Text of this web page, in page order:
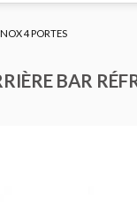
4 PORTES
BAR